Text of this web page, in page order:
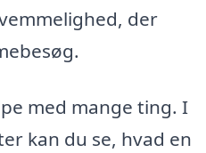
der
med mange ting. I
kan du se, hvad en